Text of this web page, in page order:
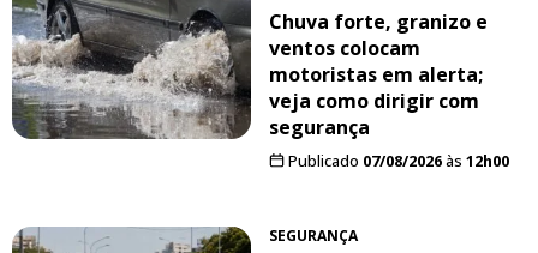
Chuva forte, granizo e
ventos colocam
motoristas em alerta;
veja como dirigir com
segurança
Publicado 07/08/2026às 12h00
SEGURANÇA